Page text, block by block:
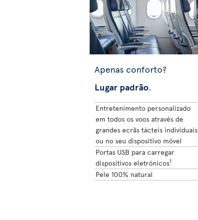
Apenas conforto?
Lugar padrão.
Entretenimento personalizado
em todos os voos através de
grandes ecrãs tácteis individuais
ou no seu dispositivo móvel
Portas USB para carregar
dispositivos eletrónicos1
Pele 100% natural